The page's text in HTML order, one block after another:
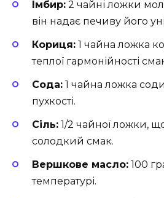
Імбир: 2 чайні ложки
він надає печиву його
Кориця: 1 чайна ложка
теплої гармонійності
Сода: 1 чайна ложка
пухкості.
Сіль: 1/2 чайної ложки,
солодкий смак.
Вершкове масло: 100
температурі.